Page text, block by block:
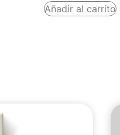
Añadir al carrito